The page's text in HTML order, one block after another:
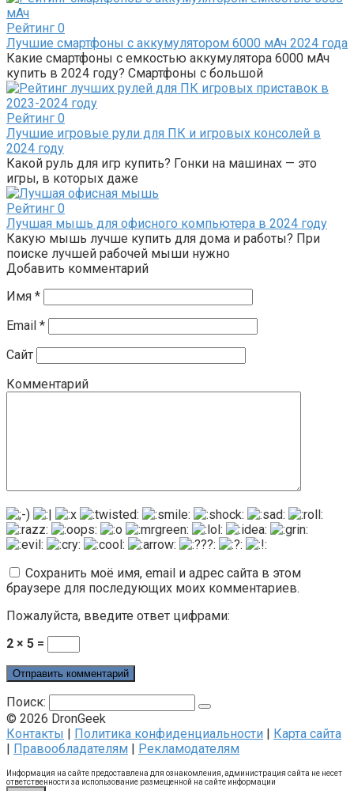
Рейтинг 0
Лучшие смартфоны с аккумулятором 6000 мАч 2024 года
Какие смартфоны с емкостью аккумулятора 6000 мАч
купить в 2024 году? Смартфоны с большой
Рейтинг 0
Лучшие игровые рули для ПК и игровых консолей в
2024 году
Какой руль для игр купить? Гонки на машинах — это
игры, в которых даже
Рейтинг 0
Лучшая мышь для офисного компьютера в 2024 году
Какую мышь лучше купить для дома и работы? При
поиске лучшей рабочей мыши нужно
Добавить комментарий
Имя *
Email *
Сайт
Комментарий
Сохранить моё имя, email и адрес сайта в этом
браузере для последующих моих комментариев.
Пожалуйста, введите ответ цифрами:
2 × 5 =
Поиск:
© 2026 DronGeek
Контакты | Политика конфиденциальности | Карта сайта
| Правообладателям | Рекламодателям
Информация на сайте предоставлена для ознакомления, администрация сайта не несет
ответственности за использование размещенной на сайте информации